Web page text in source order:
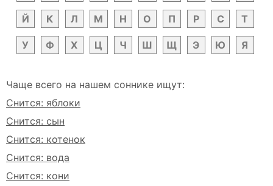
Й К Л М Н О П Р С Т
У Ф Х Ц Ч Ш Щ Э Ю Я
Чаще всего на нашем соннике ищут:
Снится: яблоки
Снится: сын
Снится: котенок
Снится: вода
Снится: кони